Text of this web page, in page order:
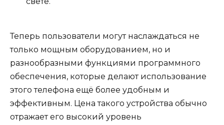
Теперь пользователи могут наслаждаться не
только мощным оборудованием, но и
разнообразными функциями программного
обеспечения, которые делают использование
этого телефона ещё более удобным и
эффективным. Цена такого устройства обычно
отражает его высокий уровень